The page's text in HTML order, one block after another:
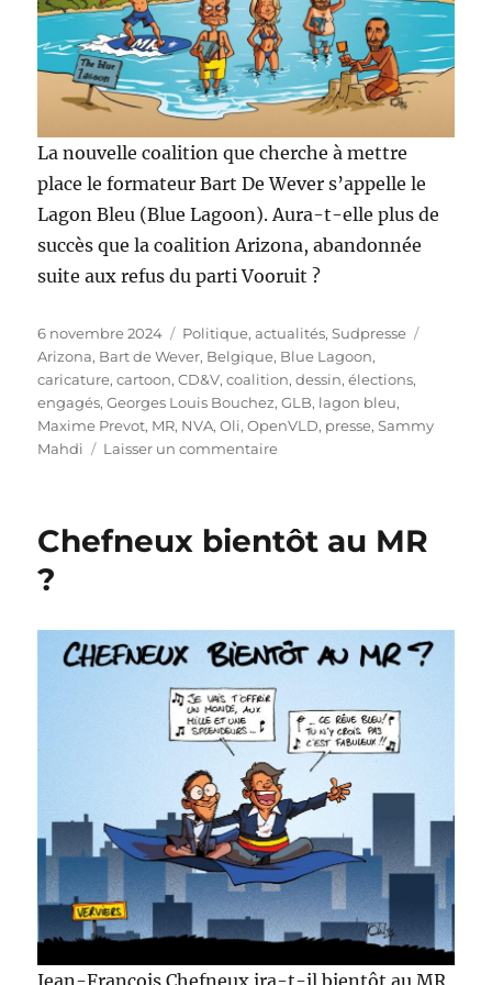
La nouvelle coalition que cherche à mettre
place le formateur Bart De Wever s’appelle le
Lagon Bleu (Blue Lagoon). Aura-t-elle plus de
succès que la coalition Arizona, abandonnée
suite aux refus du parti Vooruit ?
Publié
le
6 novembre 2024 Catégories
Politique, actualités,Sudpresse
Arizona, Bart de Wever, Belgique, Blue Lagoon,
caricature,cartoon,CD&V,coalition,dessin,élections,
engagés,Georges Louis Bouchez,GLB, lagon bleu,
Maxime Prevot, MR, NVA,Oli,OpenVLD, presse,Sammy
Mahdi
Laisser un commentairesur
Chefneux bientôt au MR
?
Jean-François Chefneux ira-t-il bientôt au MR